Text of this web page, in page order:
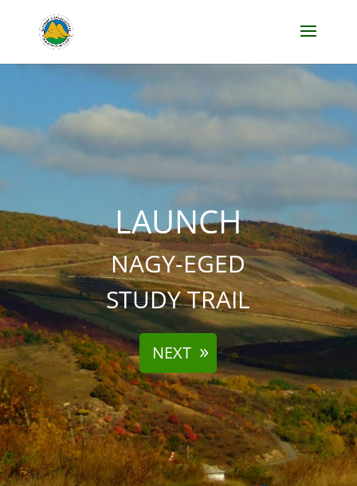
LAUNCH
NAGY-EGED
STUDY TRAIL
NEXT